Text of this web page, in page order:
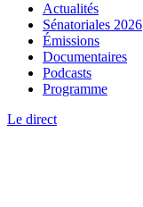
Actualités
Sénatoriales 2026
Émissions
Documentaires
Podcasts
Programme
Le direct